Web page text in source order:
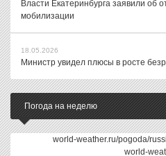
Власти Екатеринбурга заявили об
мобилизации
18.05.2026
Министр увидел плюсы в росте
Погода на неделю
world-weather.ru/pogoda/
world-